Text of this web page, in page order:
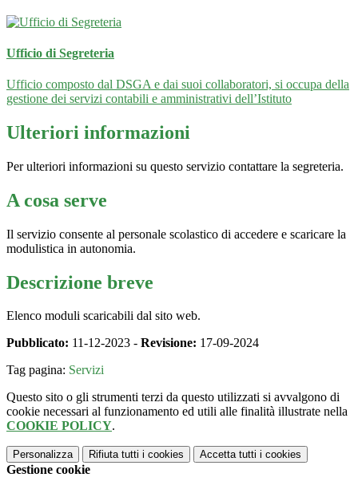
Ufficio di Segreteria
Ufficio composto dal DSGA e dai suoi collaboratori, si occupa della
gestione dei servizi contabili e amministrativi dell’Istituto
Ulteriori informazioni
Per ulteriori informazioni su questo servizio contattare la segreteria.
A cosa serve
Il servizio consente al personale scolastico di accedere e scaricare la
modulistica in autonomia.
Descrizione breve
Elenco moduli scaricabili dal sito web.
Pubblicato: 11-12-2023 - Revisione: 17-09-2024
Tag pagina: Servizi
Questo sito o gli strumenti terzi da questo utilizzati si avvalgono di
cookie necessari al funzionamento ed utili alle finalità illustrate nella
COOKIE POLICY.
Personalizza Rifiuta tutti i cookies Accetta tutti i cookies
Gestione cookie